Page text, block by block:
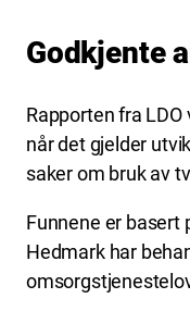
Godkjente
Rapporten fra
når det gjelder
saker om bruk av
Funnene er basert
Hedmark har